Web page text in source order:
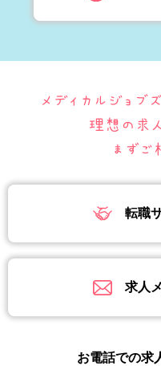
転職
求人
お電話での求